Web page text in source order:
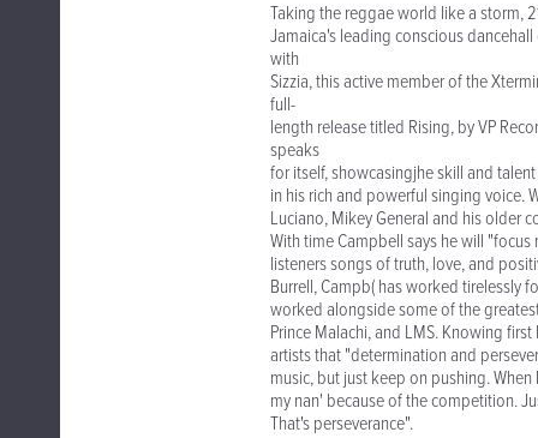
Taking the reggae world like a
Jamaica's leading conscious
with
Sizzia, this active member of the
full-
length release titled Rising, by VP
speaks
for itself, showcasingjhe skill and
in his rich and powerful singing voice.
Luciano, Mikey General and his older
With time Campbell says he will
listeners songs of truth, love, and
Burrell, Campb( has worked tirelessly
worked alongside some of the
Prince Malachi, and LMS. Knowing
artists that "determination and
music, but just keep on pushing.
my nan' because of the competition.
That's perseverance".